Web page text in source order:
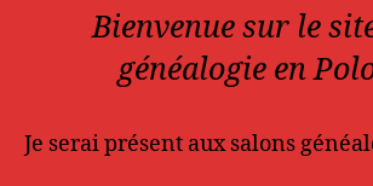
Bienvenue sur le
généalogie en
Je serai présent aux salons